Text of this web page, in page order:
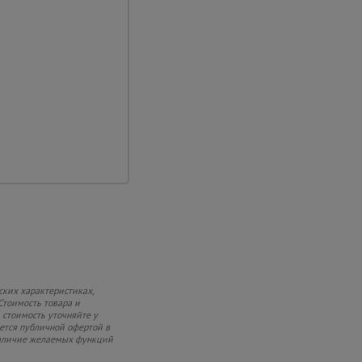
до 3,0 т.
характеристиках,
товара и
уточняйте у
публичной офертой в
желаемых функций